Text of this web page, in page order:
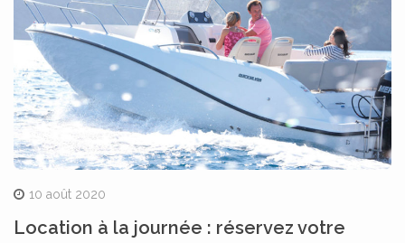
10 août 2020
Location à la journée : réservez votre